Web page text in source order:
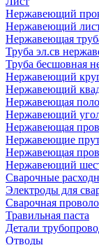
Нержавеющий
Нержавеющий
Нержавеющая
Труба эл.св
Труба бесшовная
Нержавеющий
Нержавеющий
Нержавеющая
Нержавеющий
Нержавеющая
Нержавеющие
Нержавеющая
Нержавеющий
Сварочные
Электроды для
Сварочная
Травильная паста
Детали
Отводы